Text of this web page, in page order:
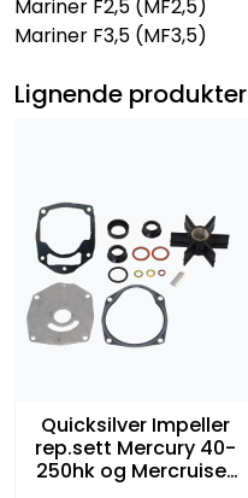
Mariner F2,5 (MF2,5)
Mariner F3,5 (MF3,5)
Lignende produkter
Quicksilver Impeller
rep.sett Mercury 40-
250hk og Mercruiser